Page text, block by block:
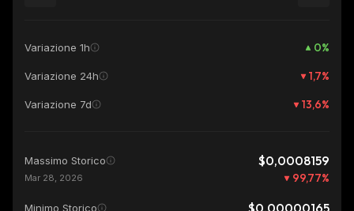
Variazione 1h 0%
Variazione 24h 1,7%
Variazione 7d 13,6%
Massimo Storico $0,0008159
Mar 28, 2026 99,77%
Minimo Storico $0,00000165